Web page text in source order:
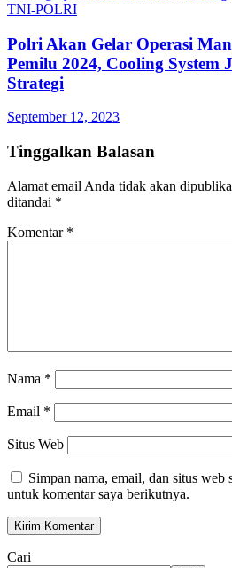
TNI-POLRI
Polri Akan Gelar Operasi
Pemilu 2024, Cooling System
Strategi
September 12, 2023
Tinggalkan Balasan
Alamat email Anda tidak akan
ditandai *
Komentar *
Nama *
Email *
Situs Web
Simpan nama, email, dan situs web
untuk komentar saya berikutnya.
Cari